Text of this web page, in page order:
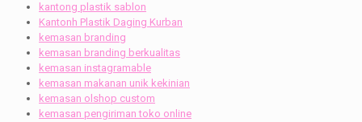
kantong plastik sablon
Kantonh Plastik Daging Kurban
kemasan branding
kemasan branding berkualitas
kemasan instagramable
kemasan makanan unik kekinian
kemasan olshop custom
kemasan pengiriman toko online